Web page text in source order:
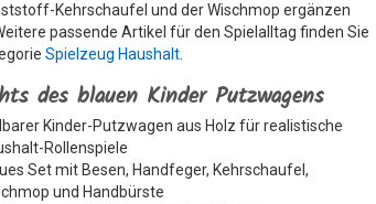
Kehrschaufel und der Wischmop ergänzen
passende Artikel für den Spielalltag finden Sie
Spielzeug Haushalt
des blauen Kinder Putzwagens
Kinder-Putzwagen aus Holz für realistische
Rollenspiele
Set mit Besen, Handfeger, Kehrschaufel,
und Handbürste